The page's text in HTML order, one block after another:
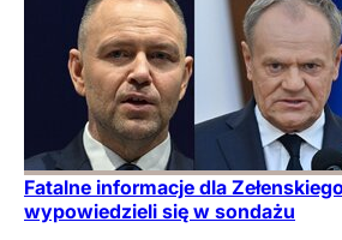
Fatalne informacje dla
wypowiedzieli się w sondażu